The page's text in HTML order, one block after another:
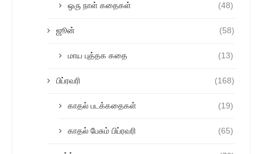
ஒரு நாள் கதைகள் (48)
ஜூன் (58)
மாய புத்தக கதை (13)
பிப்ரவரி (168)
காதல் படக்கதைகள் (19)
காதல் பேசும் பிப்ரவரி (65)